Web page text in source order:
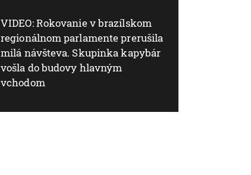
VIDEO: Rokovanie v brazílskom
regionálnom parlamente prerušila
milá návšteva. Skupinka kapybár
vošla do budovy hlavným
vchodom